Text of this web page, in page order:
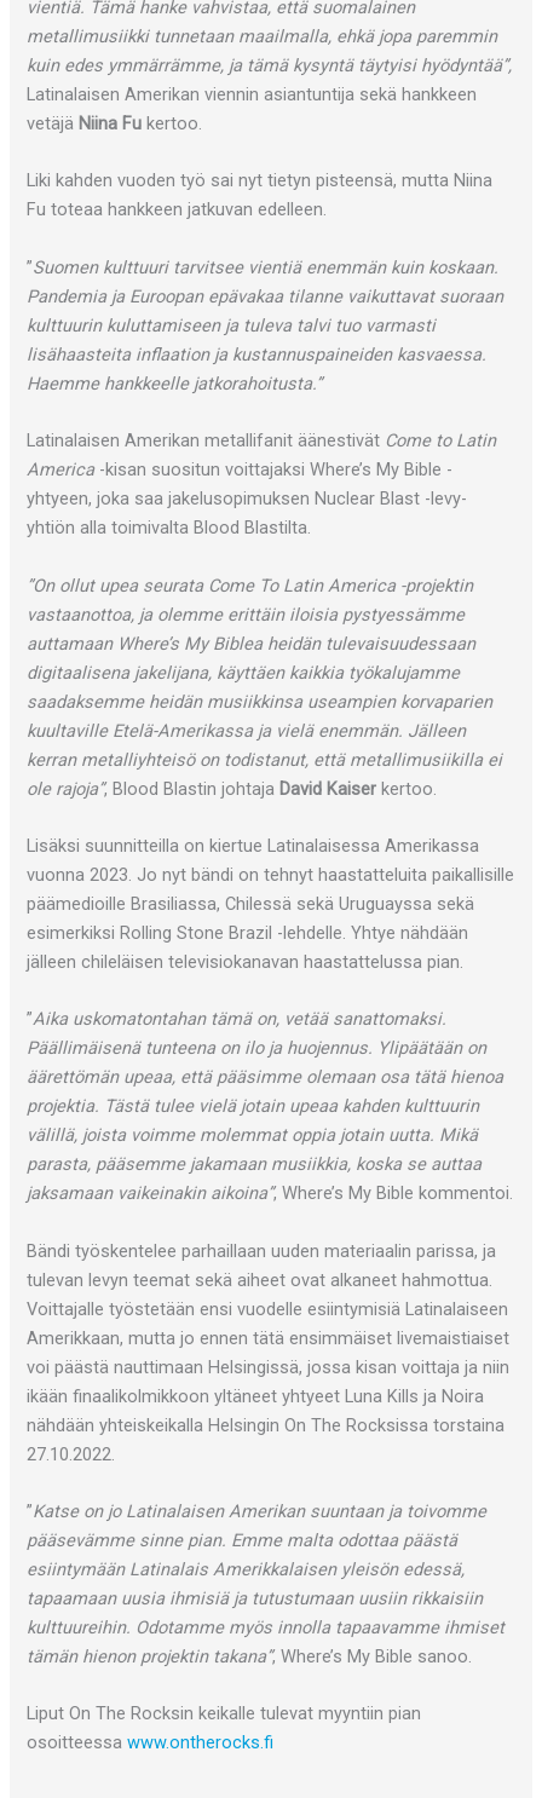
vientiä. Tämä hanke vahvistaa, että suomalainen
metallimusiikki tunnetaan maailmalla, ehkä jopa paremmin
kuin edes ymmärrämme, ja tämä kysyntä täytyisi hyödyntää”,
Latinalaisen Amerikan viennin asiantuntija sekä hankkeen
vetäjä Niina Fu kertoo.
Liki kahden vuoden työ sai nyt tietyn pisteensä, mutta Niina
Fu toteaa hankkeen jatkuvan edelleen.
”Suomen kulttuuri tarvitsee vientiä enemmän kuin koskaan.
Pandemia ja Euroopan epävakaa tilanne vaikuttavat suoraan
kulttuurin kuluttamiseen ja tuleva talvi tuo varmasti
lisähaasteita inflaation ja kustannuspaineiden kasvaessa.
Haemme hankkeelle jatkorahoitusta.”
Latinalaisen Amerikan metallifanit äänestivät Come to Latin
America -kisan suositun voittajaksi Where’s My Bible -
yhtyeen, joka saa jakelusopimuksen Nuclear Blast -levy-
yhtiön alla toimivalta Blood Blastilta.
”On ollut upea seurata Come To Latin America -projektin
vastaanottoa, ja olemme erittäin iloisia pystyessämme
auttamaan Where’s My Biblea heidän tulevaisuudessaan
digitaalisena jakelijana, käyttäen kaikkia työkalujamme
saadaksemme heidän musiikkinsa useampien korvaparien
kuultaville Etelä-Amerikassa ja vielä enemmän. Jälleen
kerran metalliyhteisö on todistanut, että metallimusiikilla ei
ole rajoja”, Blood Blastin johtaja David Kaiser kertoo.
Lisäksi suunnitteilla on kiertue Latinalaisessa Amerikassa
vuonna 2023. Jo nyt bändi on tehnyt haastatteluita paikallisille
päämedioille Brasiliassa, Chilessä sekä Uruguayssa sekä
esimerkiksi Rolling Stone Brazil -lehdelle. Yhtye nähdään
jälleen chileläisen televisiokanavan haastattelussa pian.
”Aika uskomatontahan tämä on, vetää sanattomaksi.
Päällimäisenä tunteena on ilo ja huojennus. Ylipäätään on
äärettömän upeaa, että pääsimme olemaan osa tätä hienoa
projektia. Tästä tulee vielä jotain upeaa kahden kulttuurin
välillä, joista voimme molemmat oppia jotain uutta. Mikä
parasta, pääsemme jakamaan musiikkia, koska se auttaa
jaksamaan vaikeinakin aikoina”, Where’s My Bible kommentoi.
Bändi työskentelee parhaillaan uuden materiaalin parissa, ja
tulevan levyn teemat sekä aiheet ovat alkaneet hahmottua.
Voittajalle työstetään ensi vuodelle esiintymisiä Latinalaiseen
Amerikkaan, mutta jo ennen tätä ensimmäiset livemaistiaiset
voi päästä nauttimaan Helsingissä, jossa kisan voittaja ja niin
ikään finaalikolmikkoon yltäneet yhtyeet Luna Kills ja Noira
nähdään yhteiskeikalla Helsingin On The Rocksissa torstaina
27.10.2022.
”Katse on jo Latinalaisen Amerikan suuntaan ja toivomme
pääsevämme sinne pian. Emme malta odottaa päästä
esiintymään Latinalais Amerikkalaisen yleisön edessä,
tapaamaan uusia ihmisiä ja tutustumaan uusiin rikkaisiin
kulttuureihin. Odotamme myös innolla tapaavamme ihmiset
tämän hienon projektin takana”, Where’s My Bible sanoo.
Liput On The Rocksin keikalle tulevat myyntiin pian
osoitteessawww.ontherocks.fi